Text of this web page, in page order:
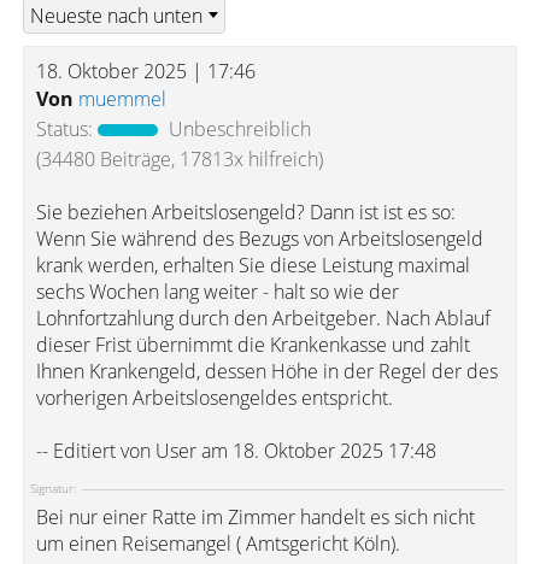
18. Oktober 2025 | 17:46
Von muemmel
Status:
Unbeschreiblich
(34480 Beiträge, 17813x hilfreich)
Sie beziehen Arbeitslosengeld? Dann ist ist es so:
Wenn Sie während des Bezugs von Arbeitslosengeld
krank werden, erhalten Sie diese Leistung maximal
sechs Wochen lang weiter - halt so wie der
Lohnfortzahlung durch den Arbeitgeber. Nach Ablauf
dieser Frist übernimmt die Krankenkasse und zahlt
Ihnen Krankengeld, dessen Höhe in der Regel der des
vorherigen Arbeitslosengeldes entspricht.
-- Editiert von User am 18. Oktober 2025 17:48
Signatur:
Bei nur einer Ratte im Zimmer handelt es sich nicht
um einen Reisemangel ( Amtsgericht Köln).